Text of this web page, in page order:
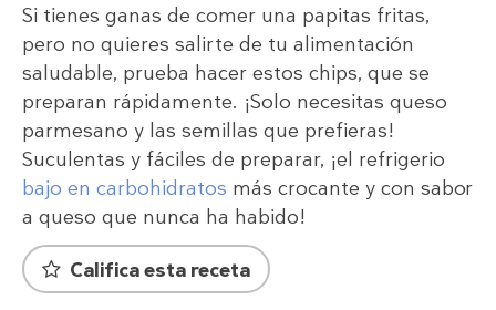
Si tienes ganas de comer una papitas fritas,
pero no quieres salirte de tu alimentación
saludable, prueba hacer estos chips, que se
preparan rápidamente. ¡Solo necesitas queso
parmesano y las semillas que prefieras!
Suculentas y fáciles de preparar, ¡el refrigerio
bajo en carbohidratos más crocante y con sabor
a queso que nunca ha habido!
Califica esta receta